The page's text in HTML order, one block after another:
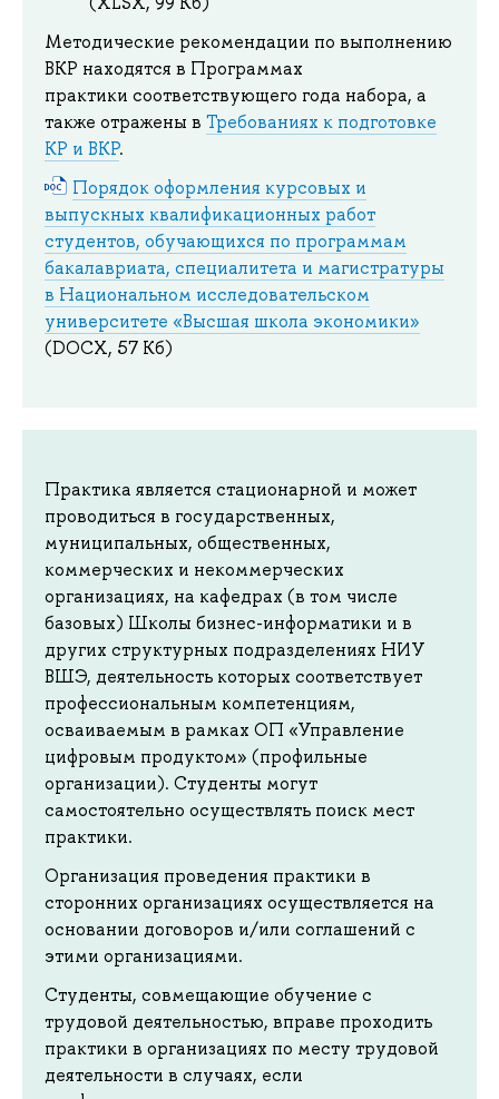
Методические рекомендации по выполнению
ВКР находятся в Программах
практики соответствующего года набора, а
также отражены в Требованиях к подготовке
КР и ВКР.
Порядок оформления курсовых и
выпускных квалификационных работ
студентов, обучающихся по программам
бакалавриата, специалитета и магистратуры
в Национальном исследовательском
университете «Высшая школа экономики»
(DOCX, 57 Кб)
Практика является стационарной и может
проводиться в государственных,
муниципальных, общественных,
коммерческих и некоммерческих
организациях, на кафедрах (в том числе
базовых) Школы бизнес-информатики и в
других структурных подразделениях НИУ
ВШЭ, деятельность которых соответствует
профессиональным компетенциям,
осваиваемым в рамках ОП «Управление
цифровым продуктом» (профильные
организации). Студенты могут
самостоятельно осуществлять поиск мест
практики.
Организация проведения практики в
сторонних организациях осуществляется на
основании договоров и/или соглашений с
этими организациями.
Студенты, совмещающие обучение с
трудовой деятельностью, вправе проходить
практики в организациях по месту трудовой
деятельности в случаях, если